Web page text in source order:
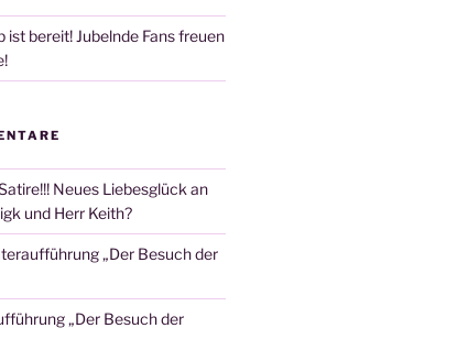
ist bereit! Jubelnde Fans freuen
Neues Liebesglück an
und Herr Keith?
„Der Besuch der
„Der Besuch der